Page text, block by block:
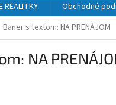
REALITKY Obchodné
Baner s textom: NA PRENÁJOM
NA